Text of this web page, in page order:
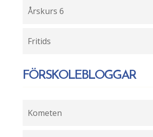
Årskurs 6
Fritids
FÖRSKOLEBLOGGAR
Kometen